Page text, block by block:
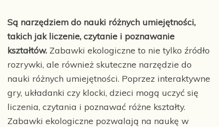
Są narzędziem do nauki różnych umiejętności,
takich jak liczenie, czytanie i poznawanie
kształtów. Zabawki ekologiczne to nie tylko źródło
rozrywki, ale również skuteczne narzędzie do
nauki różnych umiejętności. Poprzez interaktywne
gry, układanki czy klocki, dzieci mogą uczyć się
liczenia, czytania i poznawać różne kształty.
Zabawki ekologiczne pozwalają na naukę w